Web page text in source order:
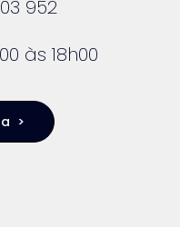
952
às 18h00
>